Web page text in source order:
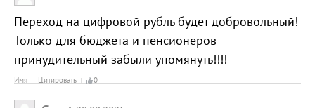
Переход на цифровой рубль будет добровольный!
Только для бюджета и пенсионеров
принудительный забыли упомянуть!!!!
Имя Цитировать 0